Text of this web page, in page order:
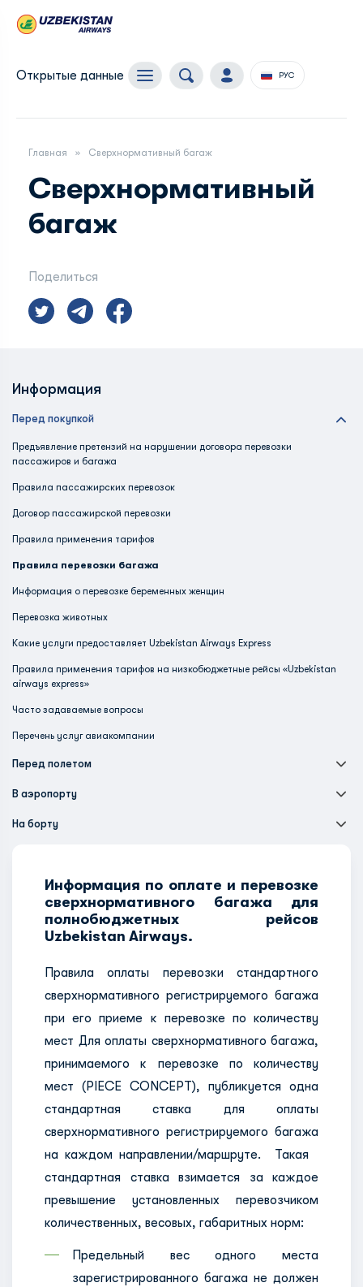
Открытые данные РУС
Главная Сверхнормативный багаж
Сверхнормативный
багаж
Поделиться
Информация
Перед покупкой
Предъявление претензий на нарушении договора перевозки
пассажиров и багажа
Правила пассажирских перевозок
Договор пассажирской перевозки
Правила применения тарифов
Правила перевозки багажа
Информация о перевозке беременных женщин
Перевозка животных
Какие услуги предоставляет Uzbekistan Airways Express
Правила применения тарифов на низкобюджетные рейсы «Uzbekistan
airways express»
Часто задаваемые вопросы
Перечень услуг авиакомпании
Перед полетом
В аэропорту
На борту
Информация по оплате и перевозке
сверхнормативного багажа для
полнобюджетных рейсов
Uzbekistan Airways.
Правила оплаты перевозки стандартного
сверхнормативного регистрируемого багажа
при его приеме к перевозке по количеству
мест Для оплаты сверхнормативного багажа,
принимаемого к перевозке по количеству
мест (PIECE CONCEPT), публикуется одна
стандартная ставка для оплаты
сверхнормативного регистрируемого багажа
на каждом направлении/маршруте. Такая
стандартная ставка взимается за каждое
превышение установленных перевозчиком
количественных, весовых, габаритных норм:
Предельный вес одного места
зарегистрированного багажа не должен